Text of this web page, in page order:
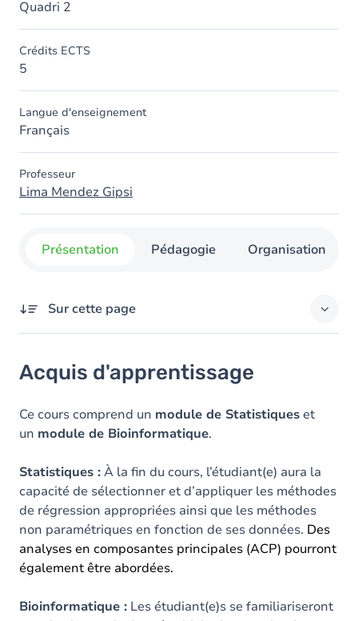
Quadri 2
Crédits ECTS
5
Langue d'enseignement
Français
Professeur
Lima Mendez Gipsi
Présentation Pédagogie Organisation
Sur cette page
Objectifs
Contenu
Exercices
Acquis d'apprentissage
Ce cours comprend un module de Statistiques et
un module de Bioinformatique.
Statistiques :À la fin du cours, l’étudiant(e) aura la
capacité de sélectionner et d’appliquer les méthodes
de régression appropriées ainsi que les méthodes
non paramétriques en fonction de ses données. Des
analyses en composantes principales (ACP) pourront
également être abordées.
Bioinformatique : Les étudiant(e)s se familiariseront